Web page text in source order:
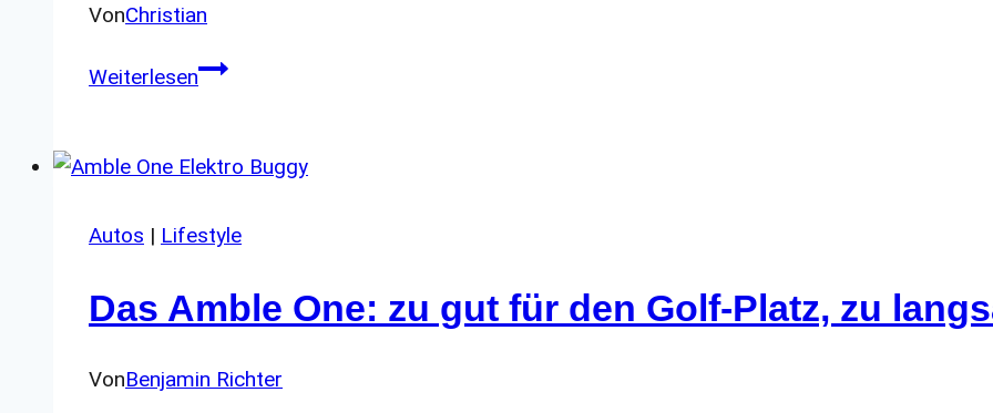
VonChristian
WeiterlesenEDC
kompaktes
mit
cm
Klinge
Autos | Lifestyle
Das Amble One: zu gut für den Golf-Platz, zu
VonBenjamin Richter